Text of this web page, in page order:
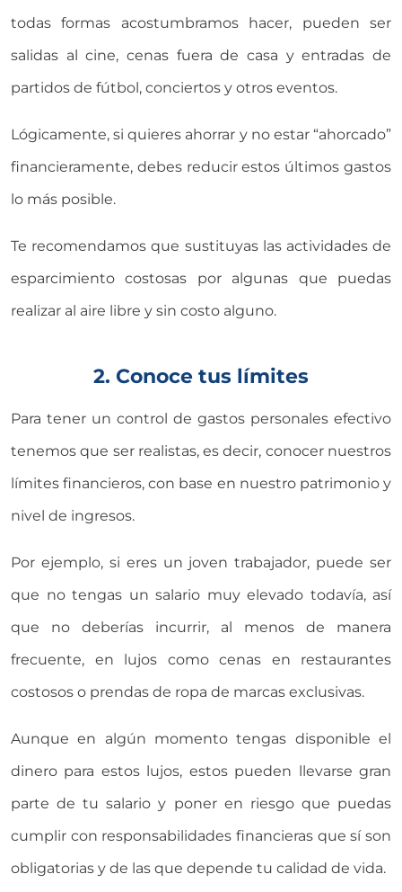
todas formas acostumbramos hacer, pueden ser
salidas al cine, cenas fuera de casa y entradas de
partidos de fútbol, conciertos y otros eventos.
Lógicamente, si quieres ahorrar y no estar “ahorcado”
financieramente, debes reducir estos últimos gastos
lo más posible.
Te recomendamos que sustituyas las actividades de
esparcimiento costosas por algunas que puedas
realizar al aire libre y sin costo alguno.
2. Conoce tus límites
Para tener un control de gastos personales efectivo
tenemos que ser realistas, es decir, conocer nuestros
límites financieros, con base en nuestro patrimonio y
nivel de ingresos.
Por ejemplo, si eres un joven trabajador, puede ser
que no tengas un salario muy elevado todavía, así
que no deberías incurrir, al menos de manera
frecuente, en lujos como cenas en restaurantes
costosos o prendas de ropa de marcas exclusivas.
Aunque en algún momento tengas disponible el
dinero para estos lujos, estos pueden llevarse gran
parte de tu salario y poner en riesgo que puedas
cumplir con responsabilidades financieras que sí son
obligatorias y de las que depende tu calidad de vida.